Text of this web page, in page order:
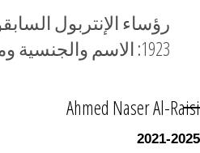
رؤساء الإنتربول
1923: الاسم والجنسية ومدة الرئاسة
Ahmed Naser Al-Raisi
2021-2025